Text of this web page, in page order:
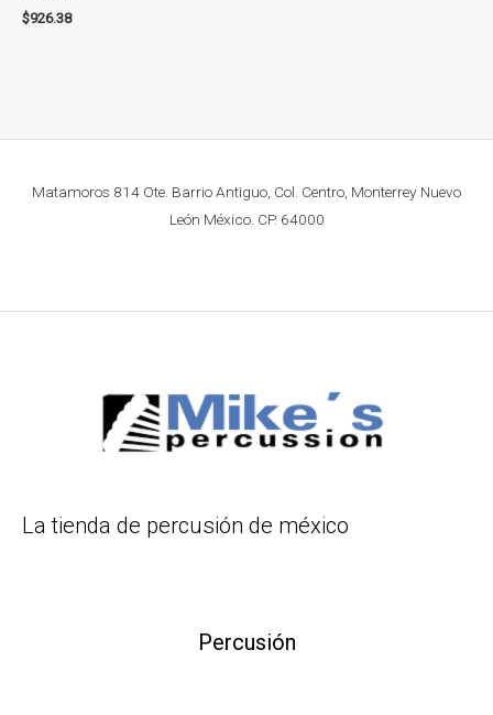
$926.38
Matamoros 814 Ote. Barrio Antiguo, Col. Centro, Monterrey Nuevo
León México. CP. 64000
La tienda de percusión de méxico
Percusión